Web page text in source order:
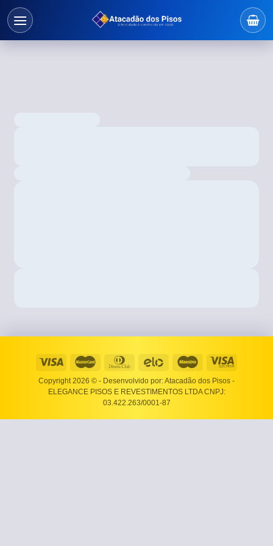
Copyright 2026 © - Desenvolvido por: Atacadão dos Pisos -
ELEGANCE PISOS E REVESTIMENTOS LTDA CNPJ:
03.422.263/0001-87